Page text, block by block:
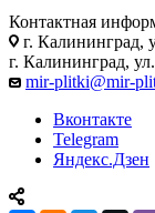
Контактная
г. Калининград,
г. Калининград,
mir-plitki@mir-
Вконтакте
Telegram
Яндекс.Дзен